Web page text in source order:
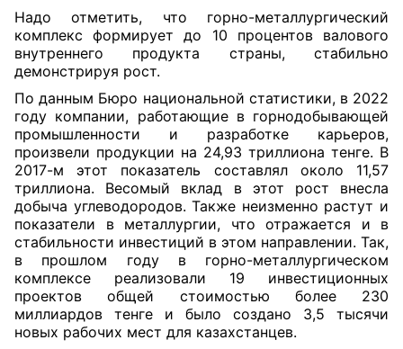
Надо отметить, что горно-металлургический
комплекс формирует до 10 процентов валового
внутреннего продукта страны, стабильно
демонстрируя рост.
По данным Бюро национальной статистики, в 2022
году компании, работающие в горнодобывающей
промышленности и разработке карьеров,
произвели продукции на 24,93 триллиона тенге. В
2017-м этот показатель составлял около 11,57
триллиона. Весомый вклад в этот рост внесла
добыча углеводородов. Также неизменно растут и
показатели в металлургии, что отражается и в
стабильности инвестиций в этом направлении. Так,
в прошлом году в горно-металлургическом
комплексе реализовали 19 инвестиционных
проектов общей стоимостью более 230
миллиардов тенге и было создано 3,5 тысячи
новых рабочих мест для казахстанцев.